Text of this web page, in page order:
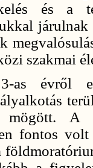
és a
járulnak
szakmai
as évről
mögött. A
fontos volt